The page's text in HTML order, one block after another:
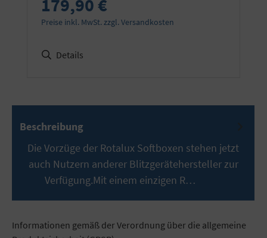
179,90 €
Preise inkl. MwSt. zzgl. Versandkosten
Details
Beschreibung
Die Vorzüge der Rotalux Softboxen stehen jetzt
auch Nutzern anderer Blitzgerätehersteller zur
Verfügung.Mit einem einzigen R…
Informationen gemäß der Verordnung über die allgemeine